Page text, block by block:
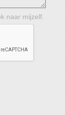
naar mijzelf.